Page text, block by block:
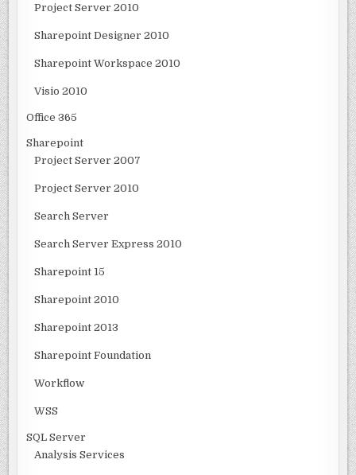
Project Server 2010
Sharepoint Designer 2010
Sharepoint Workspace 2010
Visio 2010
Office 365
Sharepoint
Project Server 2007
Project Server 2010
Search Server
Search Server Express 2010
Sharepoint 15
Sharepoint 2010
Sharepoint 2013
Sharepoint Foundation
Workflow
WSS
SQL Server
Analysis Services